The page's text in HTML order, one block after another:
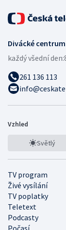
Divácké centrum
každý všední den:
261 136 113
Vzhled
Světlý
TV program
Živé vysílání
TV poplatky
Teletext
Podcasty